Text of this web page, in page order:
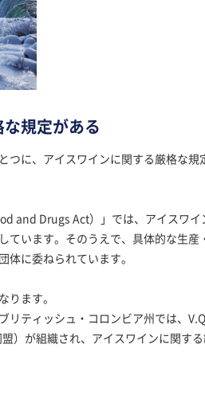
規定がある
つに、アイスワインに関する厳格な規
and Drugs Act）」では、アイスワイ
ています。そのうえで、具体的な生産
体に委ねられています。
ります。
リティッシュ・コロンビア州では、
）が組織され、アイスワインに関す